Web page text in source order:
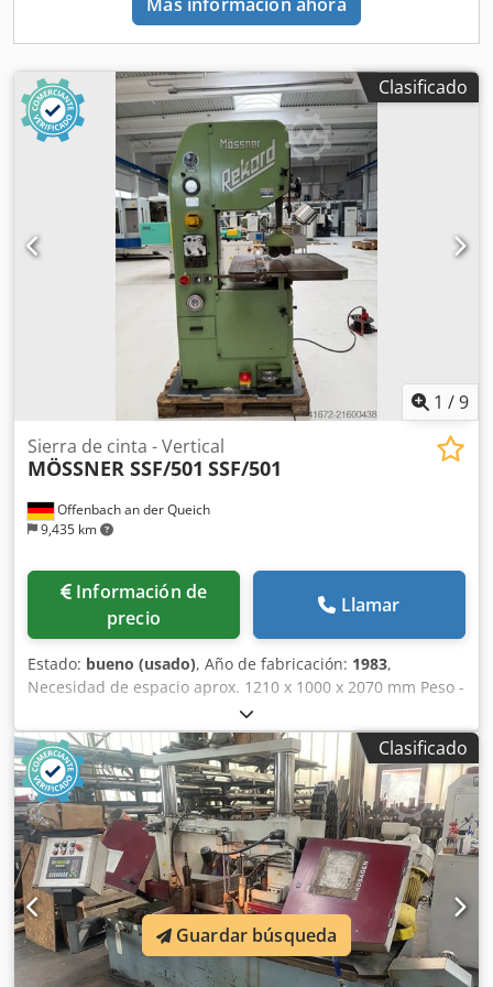
Clasificado
1 /9
Offenbach an der Queich
9,435 km
Sierra de cinta - Vertical
MÖSSNER SSF/501 SSF/501
Información de
precio
Llamar
Estado: bueno (usado), Año de fabricación: 1983,
Necesidad de espacio aprox. 1210 x 1000 x 2070 mm Peso -
sistema de paletas: 1000 kg Tamaño de mesa: 800 x 820
mm Djdpfsyxhg Aox Adljkr MÖSSNER SSF/501 Sierra de
cinta vertical Tamaño de mesa: 800 × 820 mm Recorrido de
la mesa: aprox. 350 mm Altura de corte bajo la guía: aprox.
400 mm Ancho de corte / garganta: aprox. 500 mm
Clasificado
Guardar búsqueda